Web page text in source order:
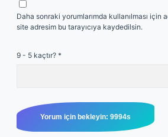
Daha sonraki yorumlarımda kullanılması için
site adresim bu tarayıcıya kaydedilsin.
9 - 5 kaçtır? *